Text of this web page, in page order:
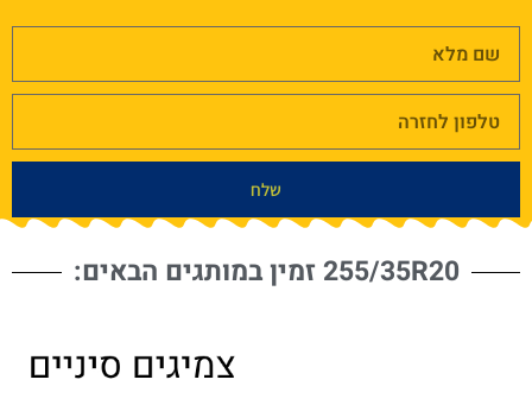
שלח
255/35R20 זמין במותגים הבאים: